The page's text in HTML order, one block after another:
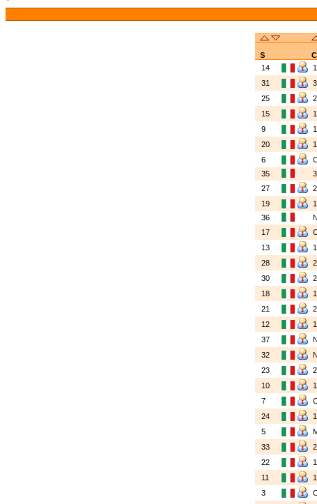
S
14
31
25
15
9
20
6
35
27
19
36
17
13
28
30
18
21
12
37
32
23
10
7
24
5
33
22
11
3